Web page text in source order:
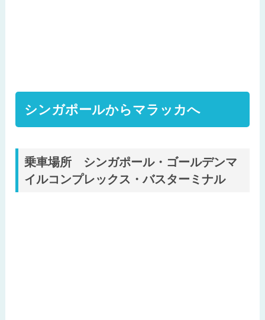
シンガポールからマラッカへ
乗車場所 シンガポール・ゴールデンマ
イルコンプレックス・バスターミナル